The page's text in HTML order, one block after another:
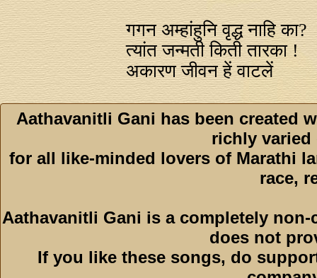
गगन अम्हांहुनि वृद्ध नाहि का?
त्यांत जन्मती किती तारका !
अकारण जीवन हें वाटलें
Aathavanitli Gani has been created
richly varied
for all like-minded lovers of Marathi
race,
Aathavanitli Gani is a completely
does not
If you like these songs, do